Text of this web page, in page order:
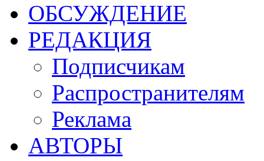
ОБСУЖДЕНИЕ
РЕДАКЦИЯ
Подписчикам
Распространителям
Реклама
АВТОРЫ